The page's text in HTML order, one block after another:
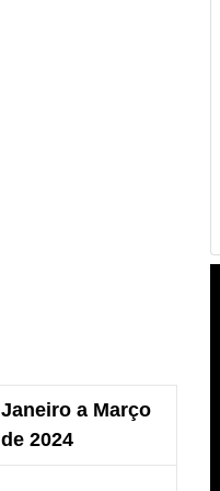
Janeiro a Março
de 2024